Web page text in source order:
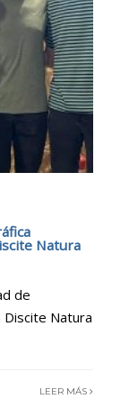
Natura
de
Discite Natura
LEER MÁS